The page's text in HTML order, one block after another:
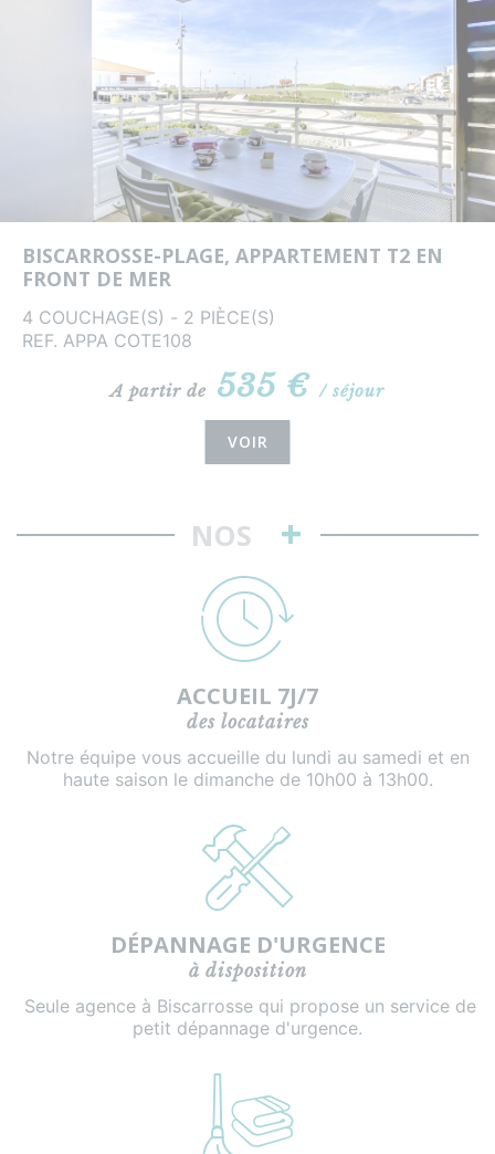
BISCARROSSE-PLAGE, APPARTEMENT T2 EN
FRONT DE MER
4 COUCHAGE(S) - 2 PIÈCE(S)
REF. APPA COTE108
A partir de 535 €/ séjour
VOIR
NOS +
ACCUEIL 7J/7
des locataires
Notre équipe vous accueille du lundi au samedi et en
haute saison le dimanche de 10h00 à 13h00.
DÉPANNAGE D'URGENCE
à disposition
Seule agence à Biscarrosse qui propose un service de
petit dépannage d'urgence.